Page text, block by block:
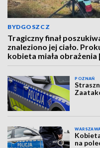
BYDGOSZCZ
Tragiczny finał
znaleziono jej ciało.
kobieta miała obrażenia
POZNAŃ
na